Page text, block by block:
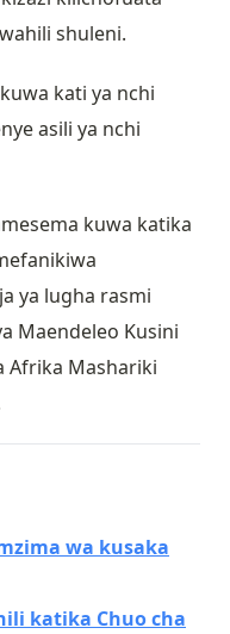
shuleni.
kati ya nchi
asili ya nchi
kuwa katika
ya lugha rasmi
Maendeleo Kusini
Afrika Mashariki
wa kusaka
katika Chuo cha